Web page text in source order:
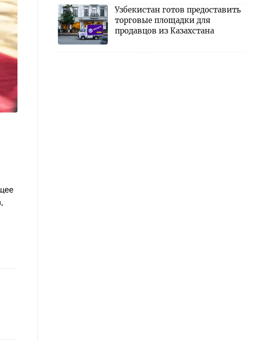
Узбекистан готов предоставить
торговые площадки для
продавцов из Казахстана